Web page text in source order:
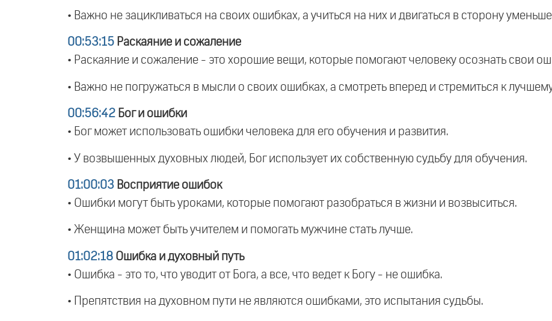
• Важно не зацикливаться на своих ошибках, а учиться на них и двигаться в сторону
00:53:15 Раскаяние и сожаление
• Раскаяние и сожаление - это хорошие вещи, которые помогают человеку осознать свои
• Важно не погружаться в мысли о своих ошибках, а смотреть вперед и стремиться к
00:56:42 Бог и ошибки
• Бог может использовать ошибки человека для его обучения и развития.
• У возвышенных духовных людей, Бог использует их собственную судьбу для обучения.
01:00:03 Восприятие ошибок
• Ошибки могут быть уроками, которые помогают разобраться в жизни и возвыситься.
• Женщина может быть учителем и помогать мужчине стать лучше.
01:02:18 Ошибка и духовный путь
• Ошибка - это то, что уводит от Бога, а все, что ведет к Богу - не ошибка.
• Препятствия на духовном пути не являются ошибками, это испытания судьбы.